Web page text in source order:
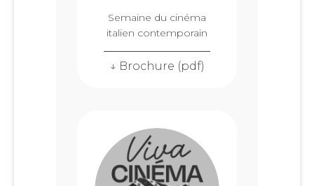
Semaine du cinéma
italien contemporain
↓ Brochure (pdf)